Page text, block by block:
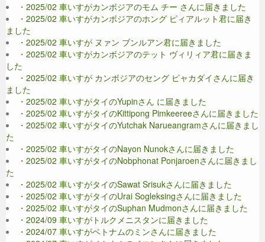
・2025/02 車いすがカンボジアのモム チー さんに届きました
・2025/02 車いすがカンボジアのホング ピィアルット君に届き
ました
・2025/02 車いすが ヌァン ブンルアン君に届きました
・2025/02 車いすがカンボジアのテット ヴィリィア君に届きま
した
・2025/02 車いすが カンボジアのセング ピャカダイさんに届き
ました
・2025/02 車いすがタイのYupinさん に届きました
・2025/02 車いすがタイのKittipong Pimkeereeさんに届きました
・2025/02 車いすがタイのYutchak Narueangramさんに届きまし
た
・2025/02 車いすがタイのNayon Nunokさんに届きました
・2025/02 車いすがタイのNobphonat Ponjaroenさんに届きまし
た
・2025/02 車いすがタイのSawat Srisukさんに届きました
・2025/02 車いすがタイのUrai Sogleksingさんに届きました
・2025/02 車いすがタイのSuphan Mudmonさんに届きました
・2024/09 車いすがトルクメニスタンに届きました
・2024/07 車いすがベトナムのミンさんに届きました